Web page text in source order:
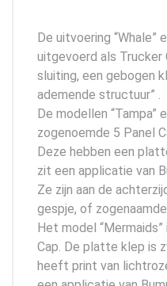
De uitvoering “Whale”
uitgevoerd als Trucker
sluiting, een gebogen
ademende structuur” .
De modellen “Tampa”
zogenoemde 5 Panel
Deze hebben een
zit een applicatie van
Ze zijn aan de
gespje, of
Het model
Cap. De platte klep is
heeft print van